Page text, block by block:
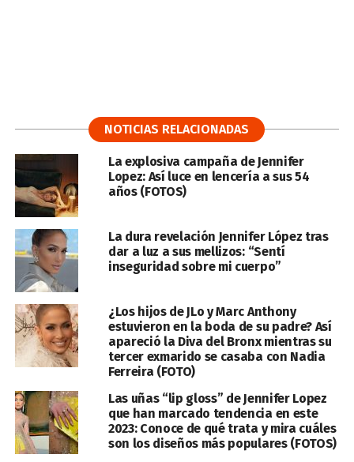
NOTICIAS RELACIONADAS
La explosiva campaña de Jennifer
Lopez: Así luce en lencería a sus 54
años (FOTOS)
La dura revelación Jennifer López tras
dar a luz a sus mellizos: “Sentí
inseguridad sobre mi cuerpo”
¿Los hijos de JLo y Marc Anthony
estuvieron en la boda de su padre? Así
apareció la Diva del Bronx mientras su
tercer exmarido se casaba con Nadia
Ferreira (FOTO)
Las uñas “lip gloss” de Jennifer Lopez
que han marcado tendencia en este
2023: Conoce de qué trata y mira cuáles
son los diseños más populares (FOTOS)